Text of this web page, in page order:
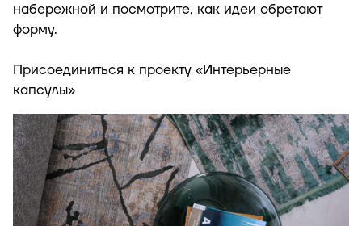
набережной и посмотрите, как идеи обретают
форму.
Присоединиться к проекту «Интерьерные
капсулы»